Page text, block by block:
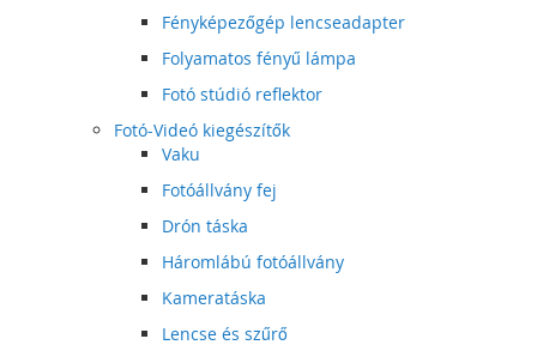
Fényképezőgép lencseadapter
Folyamatos fényű lámpa
Fotó stúdió reflektor
Fotó-Videó kiegészítők
Vaku
Fotóállvány fej
Drón táska
Háromlábú fotóállvány
Kameratáska
Lencse és szűrő